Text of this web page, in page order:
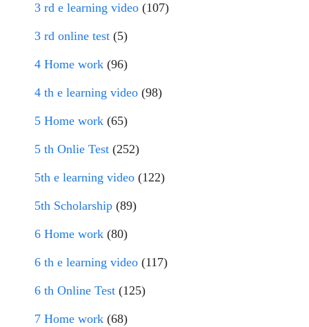
3 rd e learning video (107)
3 rd online test (5)
4 Home work (96)
4 th e learning video (98)
5 Home work (65)
5 th Onlie Test (252)
5th e learning video (122)
5th Scholarship (89)
6 Home work (80)
6 th e learning video (117)
6 th Online Test (125)
7 Home work (68)